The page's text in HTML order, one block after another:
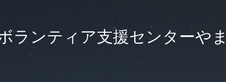
ランティア支援センターや